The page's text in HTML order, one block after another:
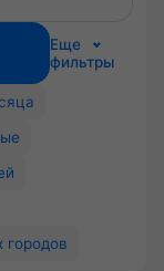
Еще
фильтры
городов